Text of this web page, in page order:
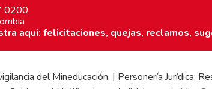
0200
aquí: felicitaciones, quejas, reclamos,
del Mineducación. | Personería